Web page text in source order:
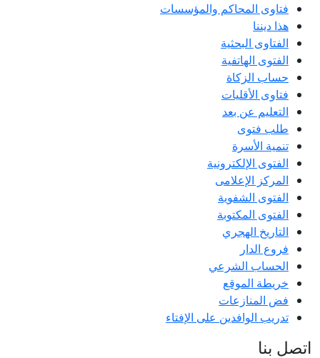
فتاوى المحاكم والمؤسسات
هذا ديننا
الفتاوى البحثية
الفتوى الهاتفية
حساب الزكاة
فتاوى الأقليات
التعليم عن بعد
طلب فتوى
تنمية الأسرة
الفتوى الإلكترونية
المركز الإعلامى
الفتوى الشفوية
الفتوى المكتوبة
التاريخ الهجري
فروع الدار
الحساب الشرعي
خريطة الموقع
فض المنازعات
تدريب الوافدين على الإفتاء
اتصل بنا